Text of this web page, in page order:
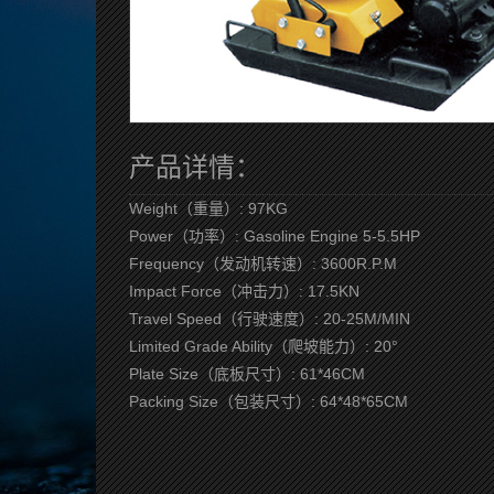
产品详情：
Weight（重量）: 97KG
Power（功率）: Gasoline Engine 5-5.5HP
Frequency（发动机转速）: 3600R.P.M
Impact Force（冲击力）: 17.5KN
Travel Speed（行驶速度）: 20-25M/MIN
Limited Grade Ability（爬坡能力）: 20°
Plate Size（底板尺寸）: 61*46CM
Packing Size（包装尺寸）: 64*48*65CM